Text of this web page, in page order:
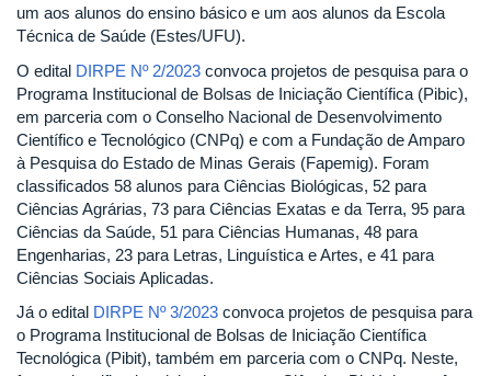
um aos alunos do ensino básico e um aos alunos da Escola
Técnica de Saúde (Estes/UFU).
O edital DIRPE Nº 2/2023 convoca projetos de pesquisa para o
Programa Institucional de Bolsas de Iniciação Científica (Pibic),
em parceria com o Conselho Nacional de Desenvolvimento
Científico e Tecnológico (CNPq) e com a Fundação de Amparo
à Pesquisa do Estado de Minas Gerais (Fapemig). Foram
classificados 58 alunos para Ciências Biológicas, 52 para
Ciências Agrárias, 73 para Ciências Exatas e da Terra, 95 para
Ciências da Saúde, 51 para Ciências Humanas, 48 para
Engenharias, 23 para Letras, Linguística e Artes, e 41 para
Ciências Sociais Aplicadas.
Já o edital DIRPE Nº 3/2023 convoca projetos de pesquisa para
o Programa Institucional de Bolsas de Iniciação Científica
Tecnológica (Pibit), também em parceria com o CNPq. Neste,